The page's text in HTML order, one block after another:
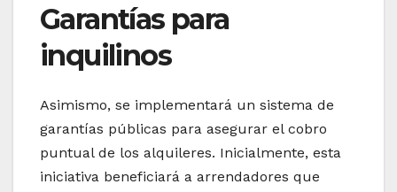
Garantías para
inquilinos
Asimismo, se implementará un sistema de
garantías públicas para asegurar el cobro
puntual de los alquileres. Inicialmente, esta
iniciativa beneficiará a arrendadores que